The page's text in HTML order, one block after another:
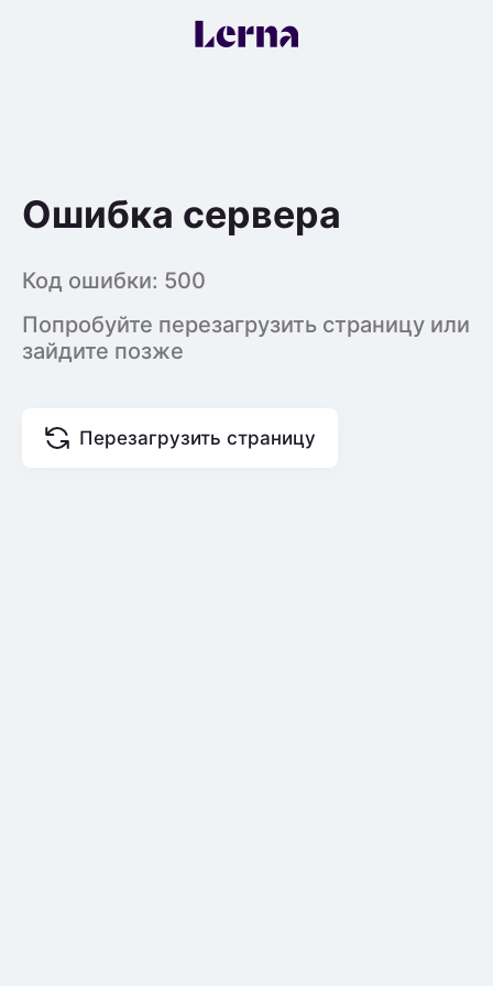
Ошибка сервера
Код ошибки: 500
Попробуйте перезагрузить страницу или
зайдите позже
Перезагрузить страницу